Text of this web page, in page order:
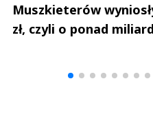
Muszkieterów
zł, czyli o ponad